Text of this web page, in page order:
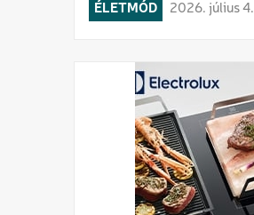
ÉLETMÓD 2026. július 4.